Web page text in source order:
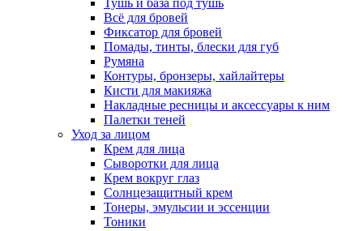
Всё для бровей
Фиксатор для бровей
Помады, тинты, блески для губ
Румяна
Контуры, бронзеры, хайлайтеры
Кисти для макияжа
Накладные ресницы и аксессуары к ним
Палетки теней
Уход за лицом
Крем для лица
Сыворотки для лица
Крем вокруг глаз
Солнцезащитный крем
Тонеры, эмульсии и эссенции
Тоники